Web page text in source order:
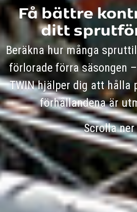
Få bättre
ditt
Beräkna hur många
förlorade förra säsongen
TWIN hjälper dig att hålla
förhållandena är
Scrolla ner